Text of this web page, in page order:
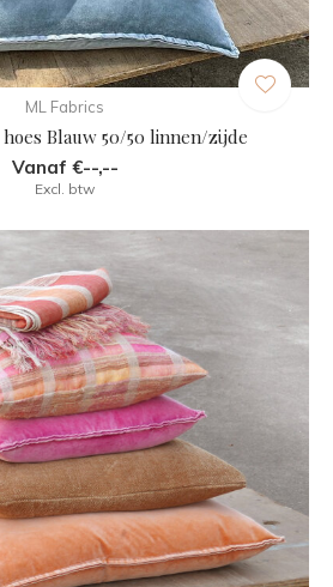
ML Fabrics
Blauw 50/50 linnen/zijde
Vanaf €--,--
Excl. btw